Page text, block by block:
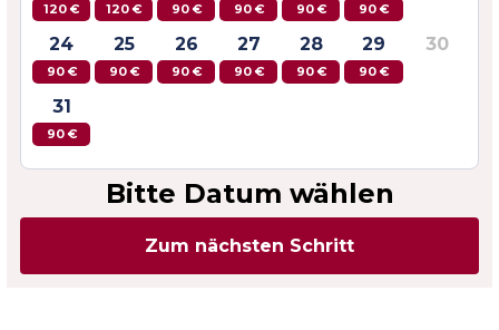
120 € 120 € 90 € 90 € 90 € 90 €
24
90 €
25
90 €
26
90 €
27
90 €
28
90 €
29
90 €
30
31
90 €
Bitte Datum wählen
Zum nächsten Schritt